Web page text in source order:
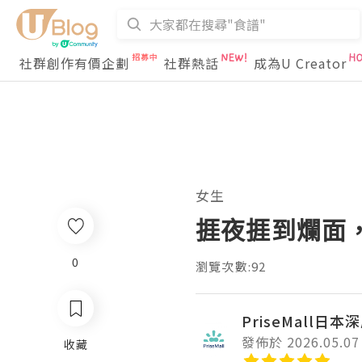
社群創作有價企劃 社群熱話 成為U Creator
女生
捱夜捱到爛面
瀏覽次數:92
PriseMall日本
發佈於 2026.05.07
0
收藏